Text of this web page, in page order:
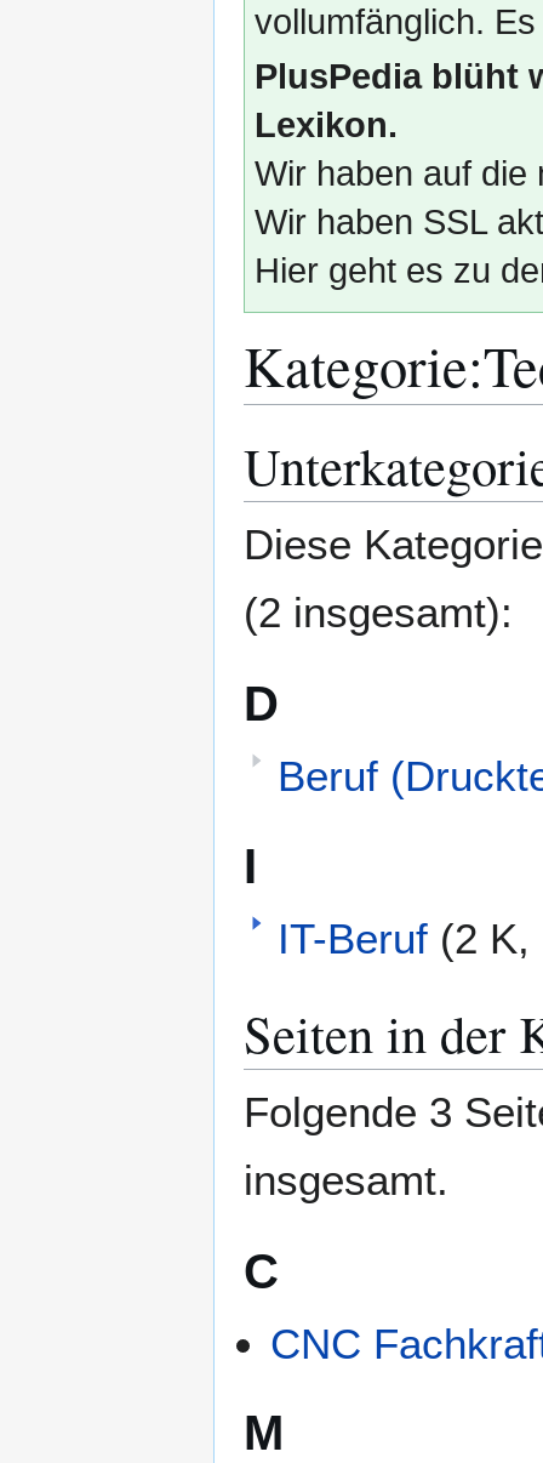
vollumfänglich.
PlusPedia blüht
Lexikon.
Wir haben auf die
Wir haben SSL
Hier geht es zu
Kategorie:
Navigation
Suche
Diese
(2 insgesamt):
D
Beruf
I
IT-Beruf (2 K,
Seiten in der
Folgende 3
insgesamt.
C
CNC
M